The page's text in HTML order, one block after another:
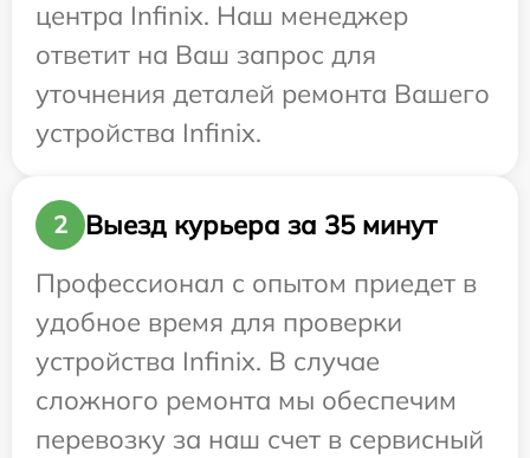
центра Infinix. Наш менеджер
ответит на Ваш запрос для
уточнения деталей ремонта Вашего
устройства Infinix.
2
Выезд курьера за 35 минут
Профессионал с опытом приедет в
удобное время для проверки
устройства Infinix. В случае
сложного ремонта мы обеспечим
перевозку за наш счет в сервисный